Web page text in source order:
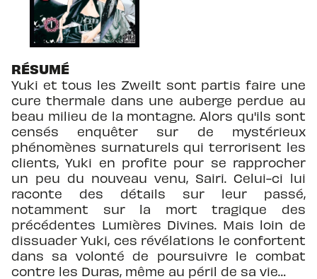
RÉSUMÉ
Yuki et tous les Zweilt sont partis faire une
cure thermale dans une auberge perdue au
beau milieu de la montagne. Alors qu'ils sont
censés enquêter sur de mystérieux
phénomènes surnaturels qui terrorisent les
clients, Yuki en profite pour se rapprocher
un peu du nouveau venu, Sairi. Celui-ci lui
raconte des détails sur leur passé,
notamment sur la mort tragique des
précédentes Lumières Divines. Mais loin de
dissuader Yuki, ces révélations le confortent
dans sa volonté de poursuivre le combat
contre les Duras, même au péril de sa vie…